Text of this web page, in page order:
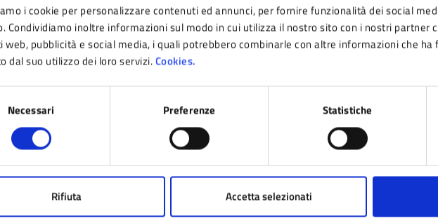
i cookie per personalizzare contenuti ed annunci, per fornire funzionalità dei social
Condividiamo inoltre informazioni sul modo in cui utilizza il nostro sito con i nostri partner
web, pubblicità e social media, i quali potrebbero combinarle con altre informazioni che
dal suo utilizzo dei loro servizi.Cookies.
Necessari Preferenze Statistiche
Rifiuta Accetta selezionati
Allegati
Ultimo aggiornamento: 03/02/2025 11:14